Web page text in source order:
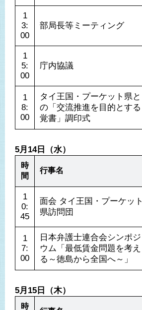
1
3:
00
部局長等ミーティング
1
5:
00
庁内協議
1
8:
00
タイ王国・プーケット県と
の「交流推進を目的とする
覚書」調印式
5月14日（水）
時
間
行事名
1
0:
45
面会 タイ王国・プーケット
県訪問団
1
7:
00
日本弁護士連合会シンポジ
ウム「最低賃金問題を考え
る～徳島から全国へ～」
5月15日（木）
時